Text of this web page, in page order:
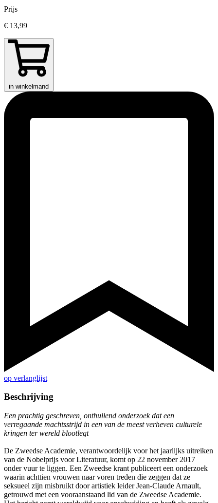
Prijs
€ 13,99
in winkelmand
op verlanglijst
Beschrijving
Een prachtig geschreven, onthullend onderzoek dat een
verregaande machtsstrijd in een van de meest verheven culturele
kringen ter wereld blootlegt
De Zweedse Academie, verantwoordelijk voor het jaarlijks uitreiken
van de Nobelprijs voor Literatuur, komt op 22 november 2017
onder vuur te liggen. Een Zweedse krant publiceert een onderzoek
waarin achttien vrouwen naar voren treden die zeggen dat ze
seksueel zijn misbruikt door artistiek leider Jean-Claude Arnault,
getrouwd met een vooraanstaand lid van de Zweedse Academie.